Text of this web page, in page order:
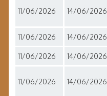
11/06/2026 14/06/2026
11/06/2026 14/06/2026
11/06/2026 14/06/2026
11/06/2026 14/06/2026